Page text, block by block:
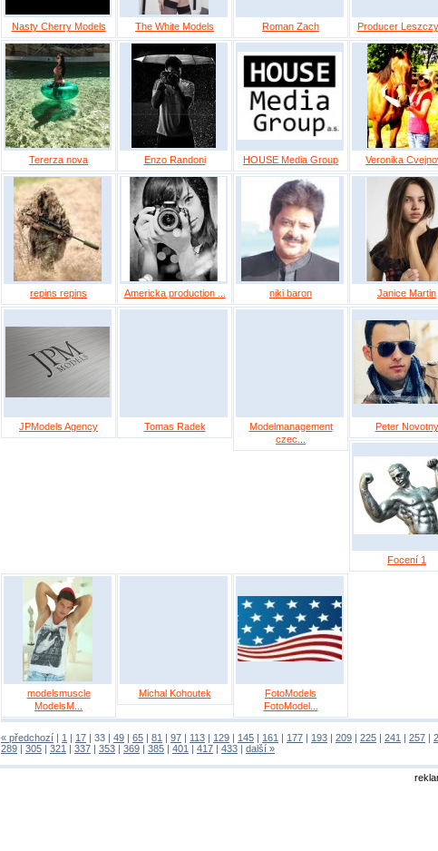
Nasty Cherry Models The White Models Roman Zach Producer
Tererza nova Enzo Randoni HOUSE Media Group Veronika
repins repins Americka production ... niki baron Janice Martin
JPModels Agency Tomas Radek
Modelmanagement
czec...
Peter Novotny
Focení 1
modelsmuscle
ModelsM...
Michal Kohoutek
FotoModels
FotoModel...
« předchozí 1 17 33 49 65 81 97 113 129 145 161 177 193 209 225 241 257
289
305 321 337 353 369 385 401 417 433 další »